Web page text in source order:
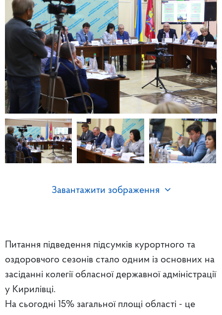
Завантажити зображення
Питання підведення підсумків курортного та
оздоровчого сезонів стало одним із основних на
засіданні колегії обласної державної адміністрації
у Кирилівці.
На сьогодні 15% загальної площі області - це